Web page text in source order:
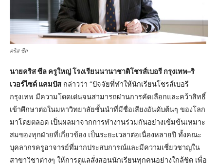
คริส ซีล
นายคริส ซีล ครูใหญ่ โรงเรียนนานาชาติโชรส์เบอรี กรุงเทพ–ริ
เวอร์ไซด์ แคมปัส กล่าวว่า “ปัจจัยที่ทำให้นักเรียนโชรส์เบอรี
กรุงเทพ มีความโดดเด่นจนสามารถผ่านการคัดเลือกและคว้าสิทธิ์
เข้าศึกษาต่อในมหาวิทยาลัยชั้นนำที่มีชื่อเสียงอันดับต้นๆ ของโลก
มาโดยตลอด เป็นผลมาจากการทำงานร่วมกันอย่างเข้มข้นเหมาะ
สมของทุกฝ่ายที่เกี่ยวข้อง เป็นระยะเวลาต่อเนื่องหลายปี ทั้งคณะ
บุคลากรครูอาจารย์ที่มากประสบการณ์และมีความเชี่ยวชาญใน
สาขาวิชาต่างๆ ให้การดูแลสั่งสอนนักเรียนทุกคนอย่างใกล้ชิด เพื่อ